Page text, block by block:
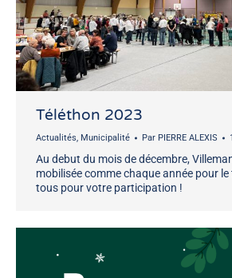
Téléthon 2023
Actualités, Municipalité Par PIERRE ALEXIS
Au debut du mois de décembre,
mobilisée comme chaque année pour
tous pour votre participation !